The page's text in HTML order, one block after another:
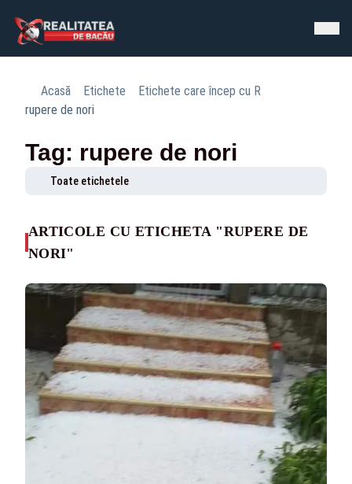
Acasă Etichete
Etichete care încep cu R
rupere de nori
Tag: rupere de nori
Toate etichetele
ARTICOLE CU ETICHETA "RUPERE DE
NORI"